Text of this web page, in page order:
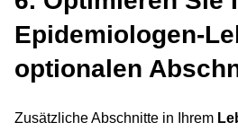
Epidemiologen-
optionalen
Zusätzliche Abschnitte in Ihrem